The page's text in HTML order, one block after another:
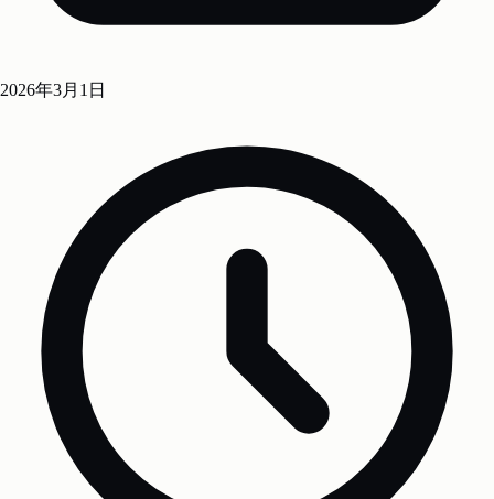
2026年3月1日